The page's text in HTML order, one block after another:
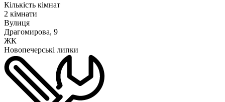
Кількість кімнат
2 кімнати
Вулиця
Драгомирова, 9
ЖК
Новопечерські липки